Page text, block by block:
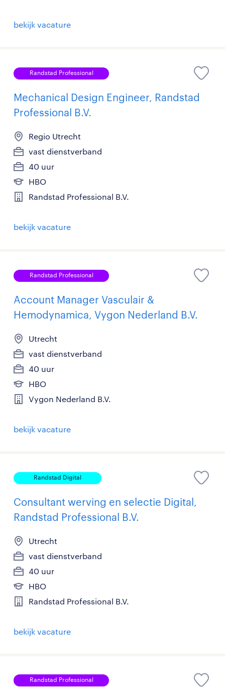
bekijk vacature
Randstad Professional
Mechanical Design Engineer, Randstad
Professional B.V.
Regio Utrecht
vast dienstverband
40 uur
HBO
Randstad Professional B.V.
bekijk vacature
Randstad Professional
Account Manager Vasculair &
Hemodynamica, Vygon Nederland B.V.
Utrecht
vast dienstverband
40 uur
HBO
Vygon Nederland B.V.
bekijk vacature
Randstad Digital
Consultant werving en selectie Digital,
Randstad Professional B.V.
Utrecht
vast dienstverband
40 uur
HBO
Randstad Professional B.V.
bekijk vacature
Randstad Professional